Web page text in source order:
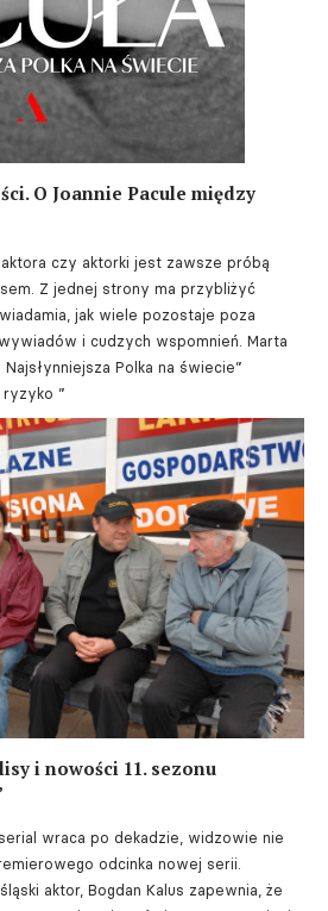
O Joannie Pacule między
aktora czy aktorki jest zawsze próbą
Z jednej strony ma przybliżyć
jak wiele pozostaje poza
i cudzych wspomnień. Marta
Najsłynniejsza Polka na świecie”
”
i nowości 11. sezonu
wraca po dekadzie, widzowie nie
odcinka nowej serii.
aktor, Bogdan Kalus zapewnia, że